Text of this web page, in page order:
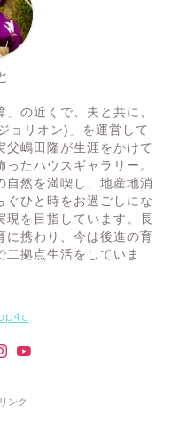
の近くで、夫と共に、
リオン)」を運営して
父嶋田隆が生涯をかけて
たハウスギャラリー。
自然を満喫し、地産地消
ぐひと時をお過ごしにな
現を目指しています。長
に携わり、今は後進の育
二拠点生活をしていま
ンク